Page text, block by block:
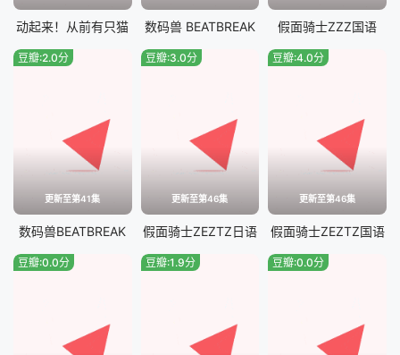
动起来！从前有只猫 数码兽 BEATBREAK 假面骑士ZZZ国语
更新至第41集
豆瓣:2.0分
数码兽BEATBREAK
更新至第46集
豆瓣:3.0分
假面骑士ZEZTZ日语
更新至第46集
豆瓣:4.0分
假面骑士ZEZTZ国语
豆瓣:0.0分 豆瓣:1.9分 豆瓣:0.0分